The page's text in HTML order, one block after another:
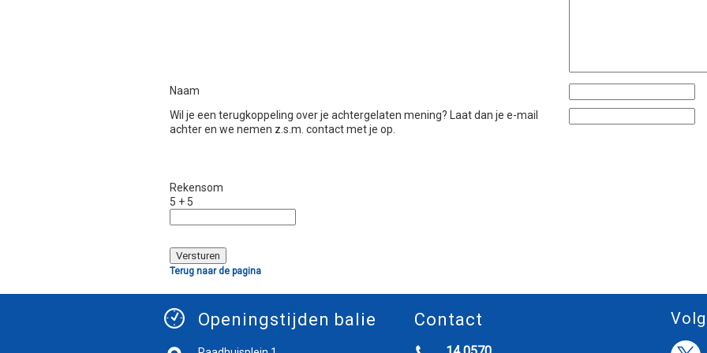
Naam
Wil je een terugkoppeling over je achtergelaten mening? Laat dan je e-mail
achter en we nemen z.s.m. contact met je op.
Rekensom
5 + 5
Terug naar de pagina
Openingstijden balie Contact